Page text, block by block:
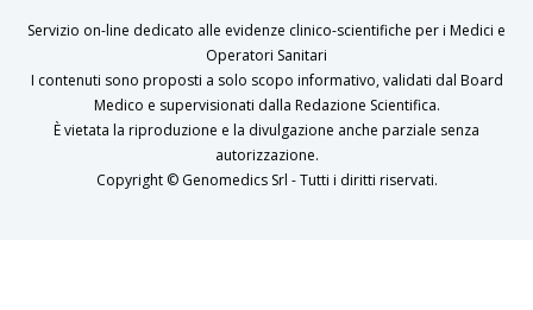
Servizio on-line dedicato alle evidenze clinico-scientifiche per i Medici e
Operatori Sanitari
I contenuti sono proposti a solo scopo informativo, validati dal Board
Medico e supervisionati dalla Redazione Scientifica.
È vietata la riproduzione e la divulgazione anche parziale senza
autorizzazione.
Copyright © Genomedics Srl - Tutti i diritti riservati.